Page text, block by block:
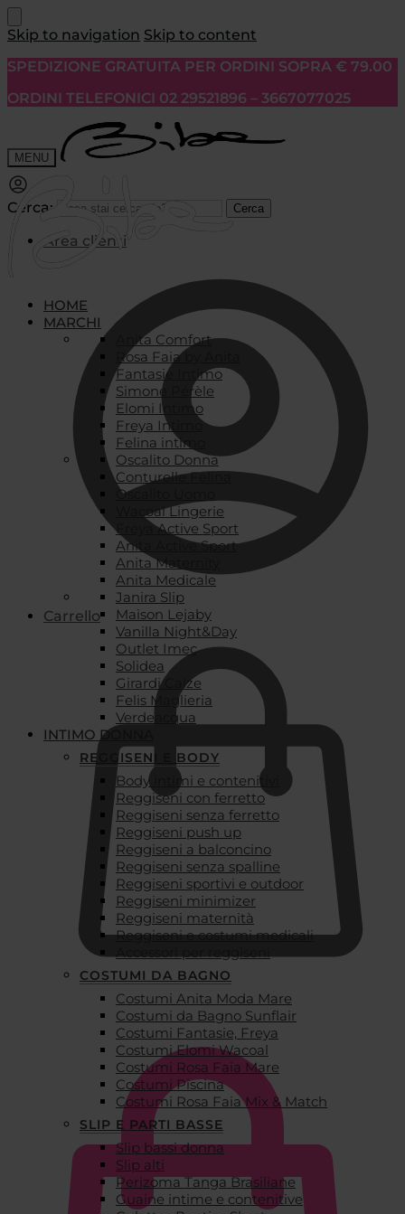
Skip to navigation Skip to content
SPEDIZIONE GRATUITA PER ORDINI SOPRA € 79.00
ORDINI TELEFONICI 02 29521896 – 3667077025
MENU
Cerca: Cerca
Area clienti
Carrello
HOME
MARCHI
Anita Comfort
Rosa Faia by Anita
Fantasie Intimo
Simone Pérèle
Elomi Intimo
Freya Intimo
Felina intimo
Oscalito Donna
Conturelle Felina
Oscalito Uomo
Wacoal Lingerie
Freya Active Sport
Anita Active Sport
Anita Maternity
Anita Medicale
Janira Slip
Maison Lejaby
Vanilla Night&Day
Outlet Imec
Solidea
Girardi Calze
Felis Maglieria
Verdeacqua
INTIMO DONNA
REGGISENI E BODY
Body intimi e contenitivi
Reggiseni con ferretto
Reggiseni senza ferretto
Reggiseni push up
Reggiseni a balconcino
Reggiseni senza spalline
Reggiseni sportivi e outdoor
Reggiseni minimizer
Reggiseni maternità
Reggiseni e costumi medicali
Accessori per reggiseni
COSTUMI DA BAGNO
Costumi Anita Moda Mare
Costumi da Bagno Sunflair
Costumi Fantasie, Freya
Costumi Elomi Wacoal
Costumi Rosa Faia Mare
Costumi Piscina
Costumi Rosa Faia Mix & Match
SLIP E PARTI BASSE
Slip bassi donna
Slip alti
Perizoma Tanga Brasiliane
Guaine intime e contenitive